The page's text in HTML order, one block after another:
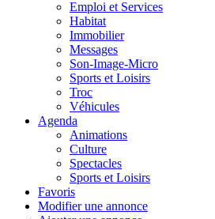
Emploi et Services
Habitat
Immobilier
Messages
Son-Image-Micro
Sports et Loisirs
Troc
Véhicules
Agenda
Animations
Culture
Spectacles
Sports et Loisirs
Favoris
Modifier une annonce